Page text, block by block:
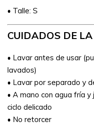
• Talle: S
CUIDADOS DE
• Lavar antes de usar
lavados)
• Lavar por separado y
• A mano con agua fría
ciclo delicado
• No retorcer